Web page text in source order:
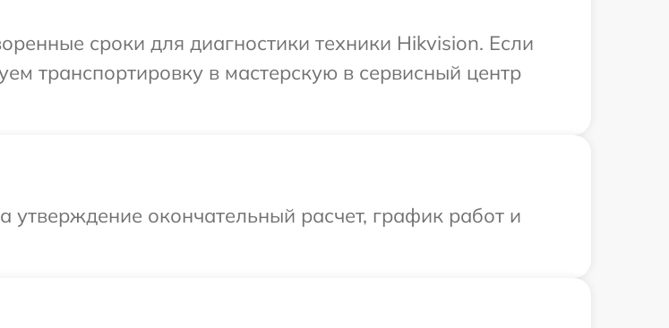
сроки для диагностики техники Hikvision. Если
транспортировку в мастерскую в сервисный центр
окончательный расчет, график работ и